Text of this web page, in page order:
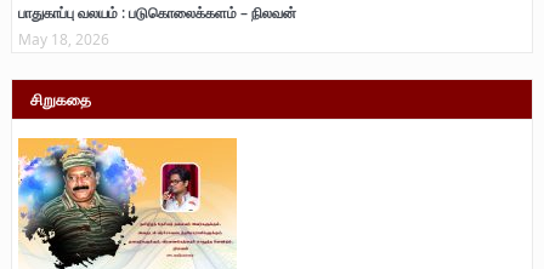
பாதுகாப்பு வலயம் : படுகொலைக்களம் – நிலவன்
May 18, 2026
சிறுகதை